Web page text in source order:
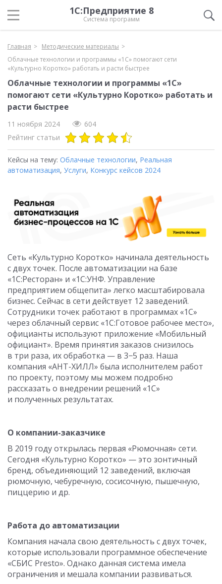
1С:Предприятие 8
Система программ
Главная
Методические материалы
Облачные технологии и программы «1С» помогают сети
«Культурно Коротко» работать и расти быстрее
Облачные технологии и программы «1С»
помогают сети «Культурно Коротко» работать и
расти быстрее
11 ноября 2024
604
Рейтинг статьи
Кейсы на тему: Облачные технологии, Реальная
автоматизация, Услуги, Конкурс кейсов 2024
Сеть «Культурно Коротко» начинала деятельность
с двух точек. После автоматизации на базе
«1С:Ресторан» и «1С:УНФ. Управление
предприятием общепита» легко масштабировала
бизнес. Сейчас в сети действует 12 заведений.
Сотрудники точек работают в программах «1С»
через облачный сервис «1С:Готовое рабочее место»,
официанты используют приложение «Мобильный
официант». Время принятия заказов снизилось
в три раза, их обработка — в 3−5 раз. Наша
компания «АНТ-ХИЛЛ» была исполнителем работ
по проекту, поэтому мы можем подробно
рассказать о внедрении решений «1С»
и полученных результатах.
О компании-заказчике
В 2019 году открылась первая «Рюмочная» сети.
Сегодня «Культурно Коротко» — это зонтичный
бренд, объединяющий 12 заведений, включая
рюмочную, чебуречную, сосисочную, пышечную,
пиццерию и др.
Работа до автоматизации
Компания начала свою деятельность с двух точек,
которые использовали программное обеспечение
«СБИС Presto». Однако данная система имела
ограничения и мешала компании развиваться.